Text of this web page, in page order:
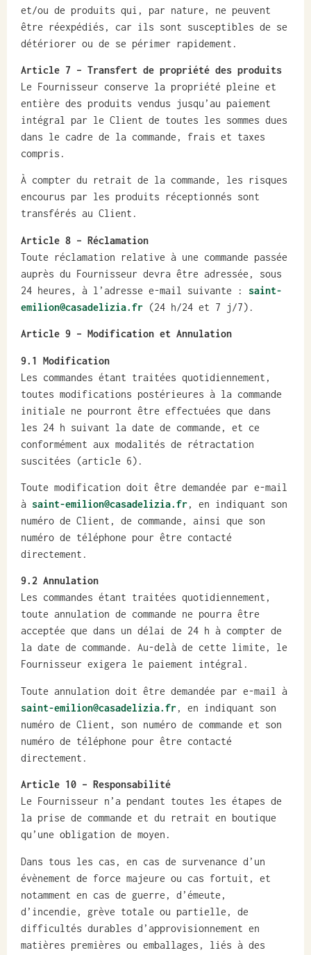
et/ou de produits qui, par nature, ne peuvent
être réexpédiés, car ils sont susceptibles de se
détériorer ou de se périmer rapidement.
Article 7 – Transfert de propriété des produits
Le Fournisseur conserve la propriété pleine et
entière des produits vendus jusqu’au paiement
intégral par le Client de toutes les sommes dues
dans le cadre de la commande, frais et taxes
compris.
À compter du retrait de la commande, les risques
encourus par les produits réceptionnés sont
transférés au Client.
Article 8 – Réclamation
Toute réclamation relative à une commande passée
auprès du Fournisseur devra être adressée, sous
24 heures, à l’adresse e-mail suivante : saint-
emilion@casadelizia.fr (24 h/24 et 7 j/7).
Article 9 – Modification et Annulation
9.1 Modification
Les commandes étant traitées quotidiennement,
toutes modifications postérieures à la commande
initiale ne pourront être effectuées que dans
les 24 h suivant la date de commande, et ce
conformément aux modalités de rétractation
suscitées (article 6).
Toute modification doit être demandée par e-mail
à saint-emilion@casadelizia.fr, en indiquant son
numéro de Client, de commande, ainsi que son
numéro de téléphone pour être contacté
directement.
9.2 Annulation
Les commandes étant traitées quotidiennement,
toute annulation de commande ne pourra être
acceptée que dans un délai de 24 h à compter de
la date de commande. Au-delà de cette limite, le
Fournisseur exigera le paiement intégral.
Toute annulation doit être demandée par e-mail à
saint-emilion@casadelizia.fr, en indiquant son
numéro de Client, son numéro de commande et son
numéro de téléphone pour être contacté
directement.
Article 10 – Responsabilité
Le Fournisseur n’a pendant toutes les étapes de
la prise de commande et du retrait en boutique
qu’une obligation de moyen.
Dans tous les cas, en cas de survenance d’un
évènement de force majeure ou cas fortuit, et
notamment en cas de guerre, d’émeute,
d’incendie, grève totale ou partielle, de
difficultés durables d’approvisionnement en
matières premières ou emballages, liés à des